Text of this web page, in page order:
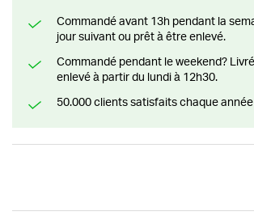
Commandé avant 13h pendant la semaine? Livré le
jour suivant ou prêt à être enlevé.
Commandé pendant le weekend? Livré ou prêt à être
enlevé à partir du lundi à 12h30.
50.000 clients satisfaits chaque année